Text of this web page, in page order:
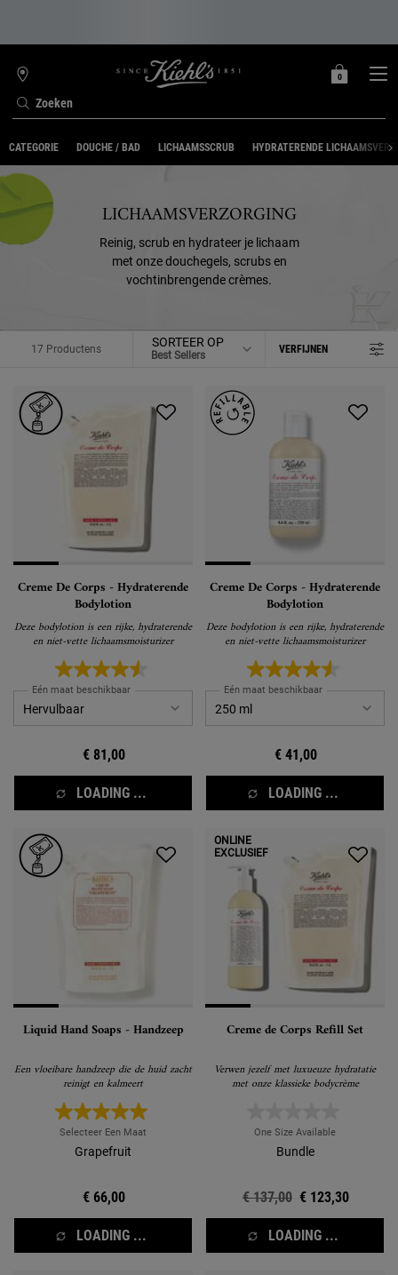
Zoeken
WINKELZOEKER
MIJN
0
0 PRODUCT
CATEGORIE DOUCHE / BAD LICHAAMSSCRUB HYDRATERENDE
LICHAAMSVERZORGING
Reinig, scrub en hydrateer je lichaam
met onze douchegels, scrubs en
vochtinbrengende crèmes.
17 Productens SORTEER OP VERFIJNEN
FILTERMENU
Creme De Corps - Hydraterende
Bodylotion
Deze bodylotion is een rijke, hydraterende
en niet-vette lichaamsmoisturizer
Eén maat beschikbaar
€ 81,00
LOADING ...
Creme De Corps - Hydraterende
Bodylotion
Deze bodylotion is een rijke, hydraterende
en niet-vette lichaamsmoisturizer
Eén maat beschikbaar
€ 41,00
LOADING ...
Liquid Hand Soaps - Handzeep
Een vloeibare handzeep die de huid zacht
reinigt en kalmeert
Selecteer Een Maat
Grapefruit
€ 66,00
LOADING ...
ONLINE
EXCLUSIEF
Creme de Corps Refill Set
Verwen jezelf met luxueuze hydratatie
met onze klassieke bodycrème
One Size Available
Bundle
Oude prijs
€ 137,00 Nieuwe prijs
€ 123,30
LOADING ...